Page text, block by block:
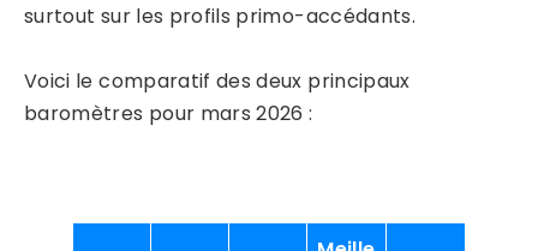
surtout sur les profils primo-accédants.
Voici le comparatif des deux principaux
baromètres pour mars 2026 :